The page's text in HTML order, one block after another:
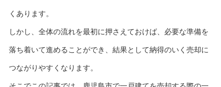
くあります。
しかし、全体の流れを最初に押さえておけば、必要な準備を
落ち着いて進めることができ、結果として納得のいく売却に
つながりやすくなります。